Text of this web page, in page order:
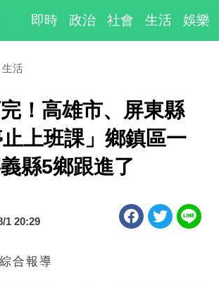
即時 政治 社會 生活 娛樂
生活
！高雄市、屏東縣
止上班課」鄉鎮區一
縣5鄉跟進了
1 20:29
合報導